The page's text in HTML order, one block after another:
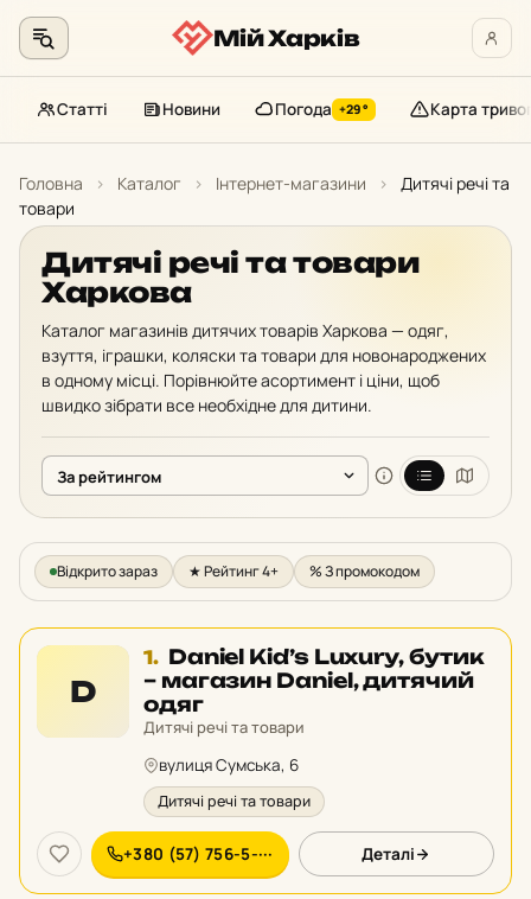
контенту
Мій Харків
Статті Новини Погода +29° Карта
Головна › Каталог › Інтернет-магазини ›
Дитячі речі та
товари
Дитячі речі та товари
Харкова
Каталог магазинів дитячих товарів Харкова — одяг,
взуття, іграшки, коляски та товари для новонароджених
в одному місці. Порівнюйте асортимент і ціни, щоб
швидко зібрати все необхідне для дитини.
Відкрито зараз ★ Рейтинг 4+ % З промокодом
D
1. Місце
1
у
рейтингу:
Daniel Kid’s Luxury, бутик
– магазин Daniel, дитячий
одяг
Дитячі речі та товари
вулиця Сумська, 6
Дитячі речі та товари
+380 (57) 756-5-··· Деталі